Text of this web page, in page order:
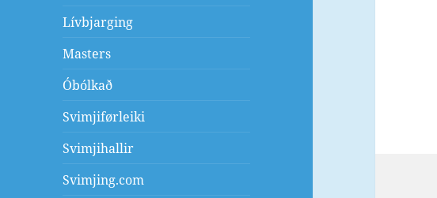
Lívbjarging
Masters
Óbólkað
Svimjiførleiki
Svimjihallir
Svimjing.com